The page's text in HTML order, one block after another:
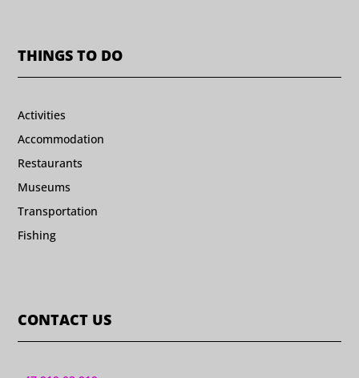
THINGS TO DO
Activities
Accommodation
Restaurants
Museums
Transportation
Fishing
CONTACT US